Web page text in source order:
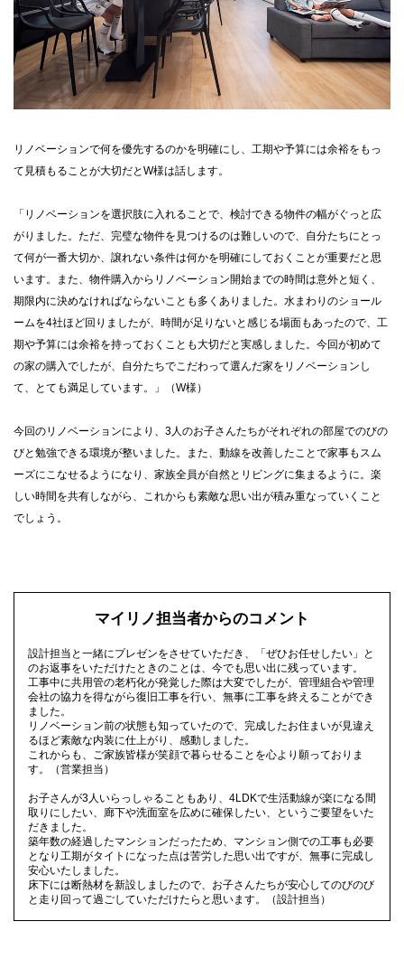
リノベーションで何を優先するのかを明確にし、工期や予算には余裕をもっ
て見積もることが大切だとW様は話します。
「リノベーションを選択肢に入れることで、検討できる物件の幅がぐっと広
がりました。ただ、完璧な物件を見つけるのは難しいので、自分たちにとっ
て何が一番大切か、譲れない条件は何かを明確にしておくことが重要だと思
います。また、物件購入からリノベーション開始までの時間は意外と短く、
期限内に決めなければならないことも多くありました。水まわりのショール
ームを4社ほど回りましたが、時間が足りないと感じる場面もあったので、工
期や予算には余裕を持っておくことも大切だと実感しました。今回が初めて
の家の購入でしたが、自分たちでこだわって選んだ家をリノベーションし
て、とても満足しています。」（W様）
今回のリノベーションにより、3人のお子さんたちがそれぞれの部屋でのびの
びと勉強できる環境が整いました。また、動線を改善したことで家事もスム
ーズにこなせるようになり、家族全員が自然とリビングに集まるように。楽
しい時間を共有しながら、これからも素敵な思い出が積み重なっていくこと
でしょう。
マイリノ担当者からのコメント
設計担当と一緒にプレゼンをさせていただき、「ぜひお任せしたい」と
のお返事をいただけたときのことは、今でも思い出に残っています。
工事中に共用管の老朽化が発覚した際は大変でしたが、管理組合や管理
会社の協力を得ながら復旧工事を行い、無事に工事を終えることができ
ました。
リノベーション前の状態も知っていたので、完成したお住まいが見違え
るほど素敵な内装に仕上がり、感動しました。
これからも、ご家族皆様が笑顔で暮らせることを心より願っておりま
す。（営業担当）
お子さんが3人いらっしゃることもあり、4LDKで生活動線が楽になる間
取りにしたい、廊下や洗面室を広めに確保したい、というご要望をいた
だきました。
築年数の経過したマンションだったため、マンション側での工事も必要
となり工期がタイトになった点は苦労した思い出ですが、無事に完成し
安心いたしました。
床下には断熱材を新設しましたので、お子さんたちが安心してのびのび
と走り回って過ごしていただけたらと思います。（設計担当）